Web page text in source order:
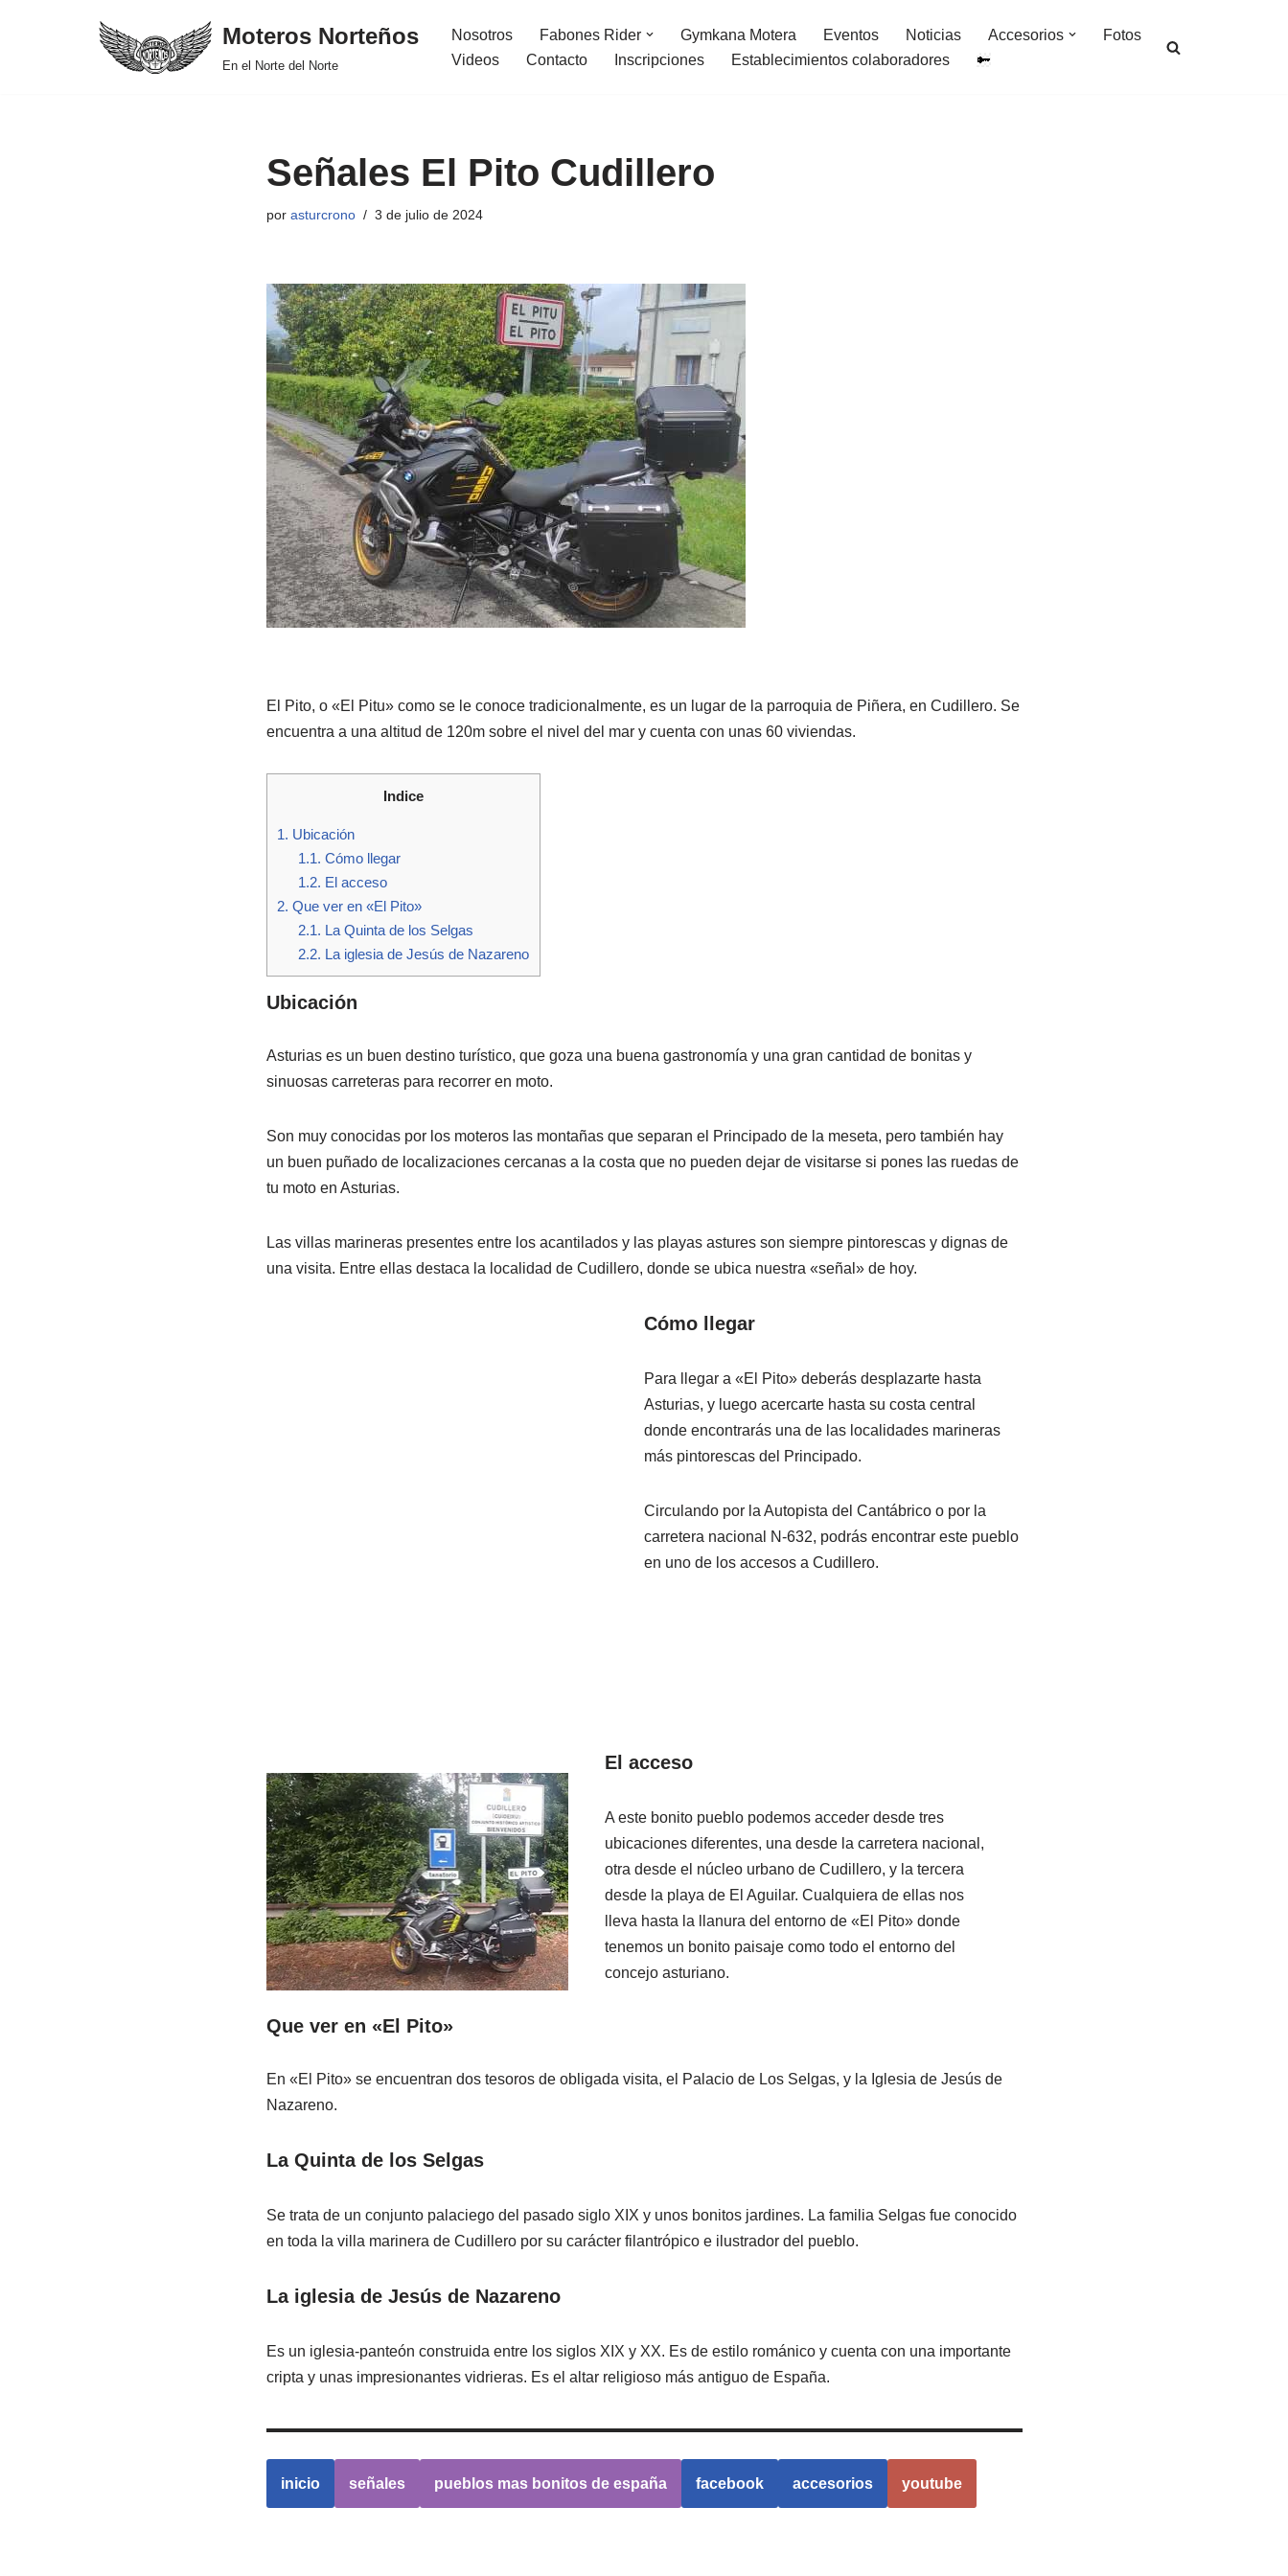
Moteros Norteños
En el Norte del Norte
Nosotros Fabones Rider Gymkana Motera Eventos Noticias Accesorios
Fotos
Videos
Contacto Inscripciones Establecimientos colaboradores
Señales El Pito Cudillero
por asturcrono 3 de julio de 2024
El Pito, o «El Pitu» como se le conoce tradicionalmente, es un lugar de la parroquia de Piñera, en Cudillero. Se
encuentra a una altitud de 120m sobre el nivel del mar y cuenta con unas 60 viviendas.
Indice
1. Ubicación
1.1. Cómo llegar
1.2. El acceso
2. Que ver en «El Pito»
2.1. La Quinta de los Selgas
2.2. La iglesia de Jesús de Nazareno
Ubicación
Asturias es un buen destino turístico, que goza una buena gastronomía y una gran cantidad de bonitas y
sinuosas carreteras para recorrer en moto.
Son muy conocidas por los moteros las montañas que separan el Principado de la meseta, pero también hay
un buen puñado de localizaciones cercanas a la costa que no pueden dejar de visitarse si pones las ruedas de
tu moto en Asturias.
Las villas marineras presentes entre los acantilados y las playas astures son siempre pintorescas y dignas de
una visita. Entre ellas destaca la localidad de Cudillero, donde se ubica nuestra «señal» de hoy.
Cómo llegar
Para llegar a «El Pito» deberás desplazarte hasta
Asturias, y luego acercarte hasta su costa central
donde encontrarás una de las localidades marineras
más pintorescas del Principado.
Circulando por la Autopista del Cantábrico o por la
carretera nacional N-632, podrás encontrar este pueblo
en uno de los accesos a Cudillero.
El acceso
A este bonito pueblo podemos acceder desde tres
ubicaciones diferentes, una desde la carretera nacional,
otra desde el núcleo urbano de Cudillero, y la tercera
desde la playa de El Aguilar. Cualquiera de ellas nos
lleva hasta la llanura del entorno de «El Pito» donde
tenemos un bonito paisaje como todo el entorno del
concejo asturiano.
Que ver en «El Pito»
En «El Pito» se encuentran dos tesoros de obligada visita, el Palacio de Los Selgas, y la Iglesia de Jesús de
Nazareno.
La Quinta de los Selgas
Se trata de un conjunto palaciego del pasado siglo XIX y unos bonitos jardines. La familia Selgas fue conocido
en toda la villa marinera de Cudillero por su carácter filantrópico e ilustrador del pueblo.
La iglesia de Jesús de Nazareno
Es un iglesia-panteón construida entre los siglos XIX y XX. Es de estilo románico y cuenta con una importante
cripta y unas impresionantes vidrieras. Es el altar religioso más antiguo de España.
inicio señales pueblos mas bonitos de españa facebook accesorios youtube